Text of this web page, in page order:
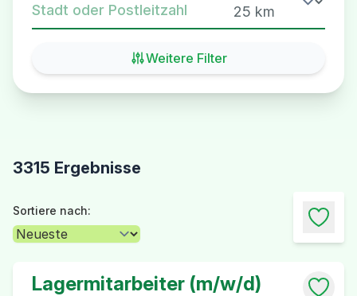
Stadt oder Postleitzahl
Weitere Filter
3315 Ergebnisse
Sortiere nach:
Lagermitarbeiter (m/w/d)